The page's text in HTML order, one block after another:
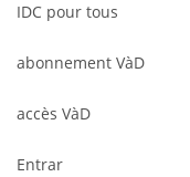
IDC pour tous
abonnement VàD
accès VàD
Entrar